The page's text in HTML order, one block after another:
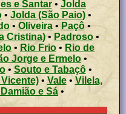
e Santar• Jolda
• Jolda (São Paio) •
•Oliveira• Paçô•
Cristina)• Padroso •
• Rio Frio• Rio de
Jorge e Ermelo •
• Souto e Tabaçô•
• Vale•Vilela,
e Sá •